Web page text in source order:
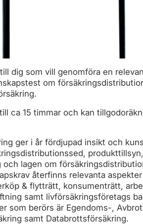
dig som vill genomföra en
om
ca 15 timmar och kan
ger i år fördjupad insikt och
lagen om
återfinns relevanta
& flytträtt, konsumenträtt,
samt livförsäkringsföretags
som berörs är Egendoms-,
samt Databrottsförsäkring.